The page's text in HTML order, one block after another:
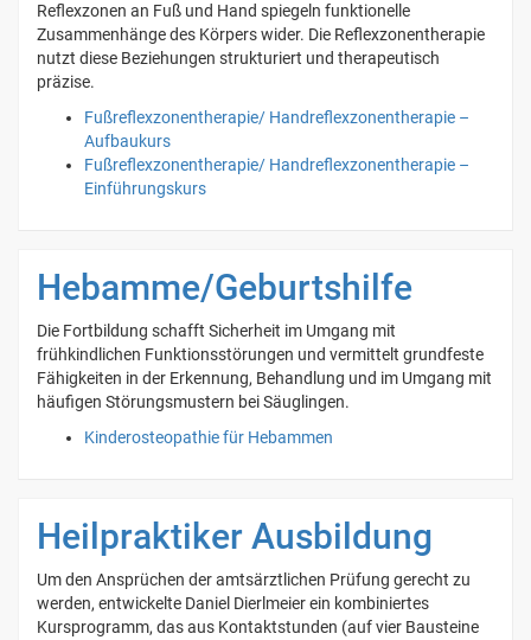
Reflexzonen an Fuß und Hand spiegeln funktionelle
Zusammenhänge des Körpers wider. Die Reflexzonentherapie
nutzt diese Beziehungen strukturiert und therapeutisch
präzise.
Fußreflexzonentherapie/ Handreflexzonentherapie –
Aufbaukurs
Fußreflexzonentherapie/ Handreflexzonentherapie –
Einführungskurs
Hebamme/Geburtshilfe
Die Fortbildung schafft Sicherheit im Umgang mit
frühkindlichen Funktionsstörungen und vermittelt grundfeste
Fähigkeiten in der Erkennung, Behandlung und im Umgang mit
häufigen Störungsmustern bei Säuglingen.
Kinderosteopathie für Hebammen
Heilpraktiker Ausbildung
Um den Ansprüchen der amtsärztlichen Prüfung gerecht zu
werden, entwickelte Daniel Dierlmeier ein kombiniertes
Kursprogramm, das aus Kontaktstunden (auf vier Bausteine